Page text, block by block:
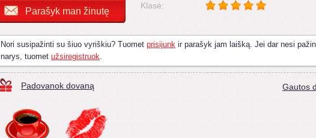
Parašyk man žinutę
Klasė:
Nori susipažinti su šiuo vyriškiu? Tuomet prisijunk ir parašyk jam laišką. Jei dar nesi
narys, tuomet užsiregistruok.
Padovanok dovaną Gautos